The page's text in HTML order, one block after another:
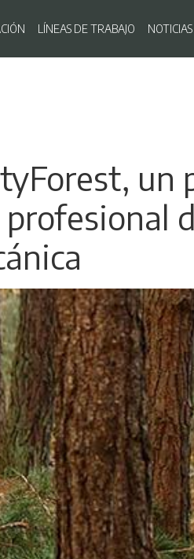
principal
LÍNEAS DE TRABAJO NOTICIAS
un